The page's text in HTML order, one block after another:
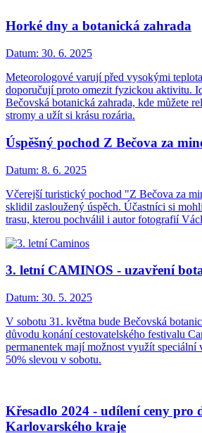
Horké dny a botanická zahrada
Datum: 30. 6. 2025
Meteorologové varují před vysokými
doporučují proto omezit fyzickou aktivitu.
Bečovská botanická zahrada, kde můžete
stromy a užít si krásu rozária.
Úspěšný pochod Z Bečova za
Datum: 8. 6. 2025
Včerejší turistický pochod "Z Bečova za
sklidil zasloužený úspěch. Účastníci si
trasu, kterou pochválil i autor fotografií
3. letní CAMINOS - uzavření
Datum: 30. 5. 2025
V sobotu 31. května bude Bečovská
důvodu konání cestovatelského festivalu
permanentek mají možnost využít speciální
50% slevou v sobotu.
Křesadlo 2024 - udílení ceny pro
Karlovarského kraje